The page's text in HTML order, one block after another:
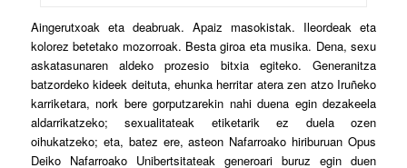
Aingerutxoak eta deabruak. Apaiz masokistak. Ileordeak eta
kolorez betetako mozorroak. Besta giroa eta musika. Dena, sexu
askatasunaren aldeko prozesio bitxia egiteko. Generanitza
batzordeko kideek deituta, ehunka herritar atera zen atzo Iruñeko
karriketara, nork bere gorputzarekin nahi duena egin dezakeela
aldarrikatzeko; sexualitateak etiketarik ez duela ozen
oihukatzeko; eta, batez ere, asteon Nafarroako hiriburuan Opus
Deiko Nafarroako Unibertsitateak generoari buruz egin duen